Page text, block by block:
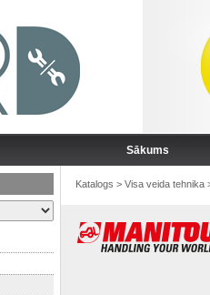
Sākums
Katalogs > Visa veida tehnika